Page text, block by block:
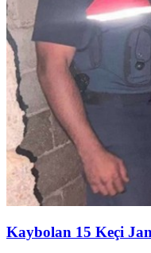
Kaybolan 15 Keçi